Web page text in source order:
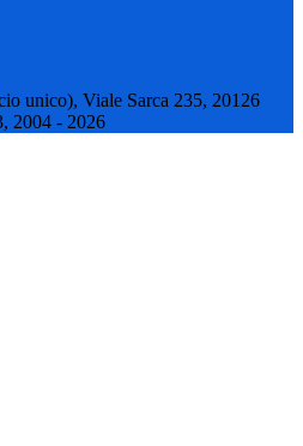
unico), Viale Sarca 235, 20126
2004 - 2026